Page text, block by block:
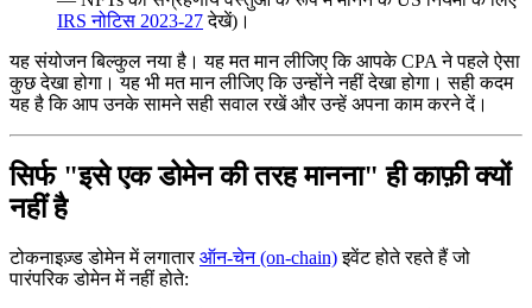
IRS नोटिस 2023-27देखें)।
यह संयोजन बिल्कुल नया है। यह मत मान लीजिए कि आपके CPA ने पहले ऐसा
कुछ देखा होगा। यह भी मत मान लीजिए कि उन्होंने नहीं देखा होगा। सही कदम
यह है कि आप उनके सामने सही सवाल रखें और उन्हें अपना काम करने दें।
सिर्फ "इसे एक डोमेन की तरह मानना" ही काफ़ी क्यों
नहीं है
टोकनाइज़्ड डोमेन में लगातारऑन-चेन (on-chain)इवेंट होते रहते हैं जो
पारंपरिक डोमेन में नहीं होते: